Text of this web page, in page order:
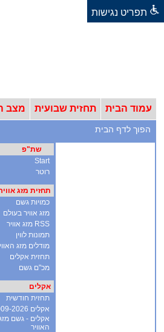
תפריט נגישות
עמוד הבית תחזית שבועית מצב
הפוך לדף הבית
שת"פ
Start
רוטר
תחזית מזג
כמויות גשם
מזג אוויר בעולם
RSS מזג אוויר
תמונות לווין
מודלים מזג
תחזית אקלים
מכ"ם גשם
אקלים
תחזית חודשית
אקלים 2009-2026
אקלים - גשם
האוויר